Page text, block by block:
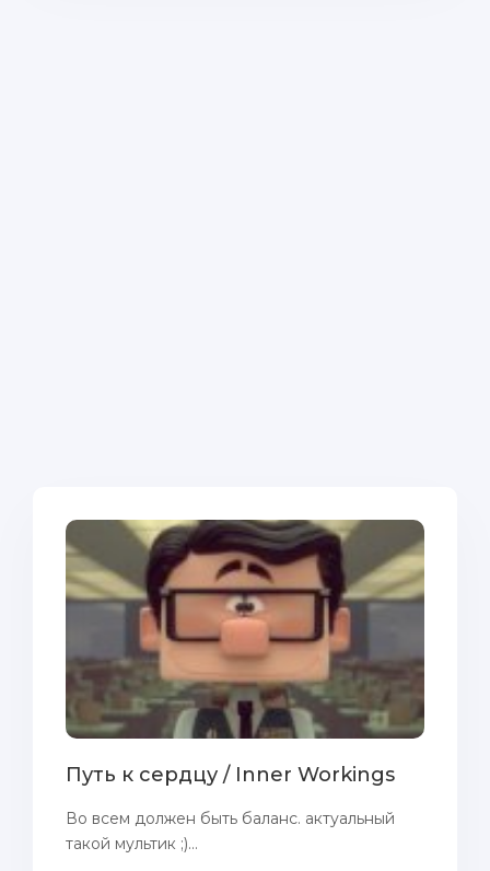
Путь к сердцу / Inner Workings
Во всем должен быть баланс. актуальный
такой мультик ;)...